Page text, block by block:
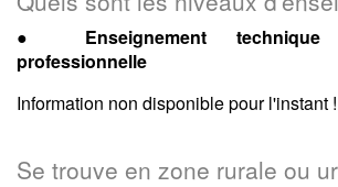
● Enseignement
professionnelle
Information non disponible pour l'instant !
Se trouve en zone rurale ou